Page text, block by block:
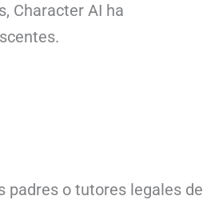
Character AI ha
padres o tutores legales de